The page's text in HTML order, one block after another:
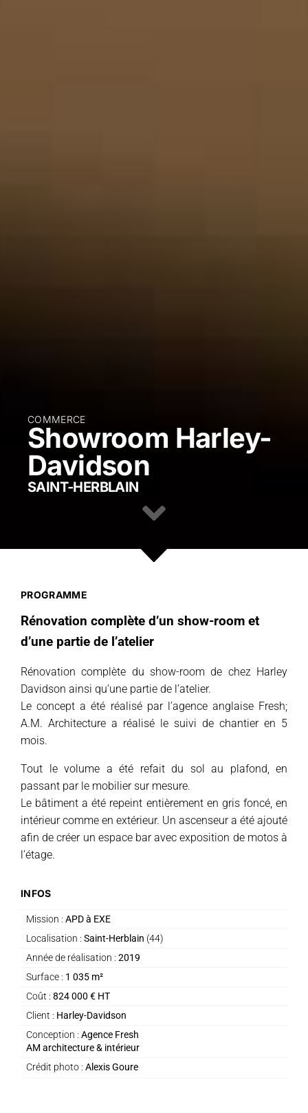
COMMERCE
Showroom Harley-
Davidson
SAINT-HERBLAIN
PROGRAMME
Rénovation complète d’un show-room et
d’une partie de l’atelier
Rénovation complète du show-room de chez Harley
Davidson ainsi qu’une partie de l’atelier.
Le concept a été réalisé par l’agence anglaise Fresh;
A.M. Architecture a réalisé le suivi de chantier en 5
mois.
Tout le volume a été refait du sol au plafond, en
passant par le mobilier sur mesure.
Le bâtiment a été repeint entièrement en gris foncé, en
intérieur comme en extérieur. Un ascenseur a été ajouté
afin de créer un espace bar avec exposition de motos à
l’étage.
INFOS
Mission : APD à EXE
Localisation : Saint-Herblain (44)
Année de réalisation : 2019
Surface : 1 035 m²
Coût : 824 000 € HT
Client : Harley-Davidson
Conception : Agence Fresh
AM architecture & intérieur
Crédit photo : Alexis Goure